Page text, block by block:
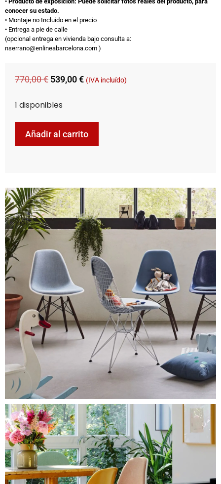
conocer su estado.
•⁠ ⁠Montaje no Incluido en el precio​
•⁠ ⁠Entrega a pie de calle
(opcional entrega en vivienda bajo consulta​ a:
nserrano@enlineabarcelona.com )​
770,00€ 539,00€ (IVA incluído)
1 disponibles
Añadir al carrito